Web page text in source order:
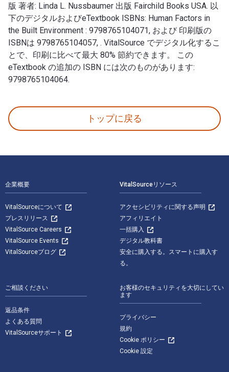
版 著者: Linda L. Nussbaumer 出版 Fairchild Books USA. 以
下のデジタルおよびeTextbook ISBNs: Human Factors in
the Built Environment : 9798765104071, および 印刷版の
ISBNは 9798765104057, . VitalSource でデジタル化するこ
とで、印刷に比べて最大 80% 節約できます。 この
eTextbook の追加の ISBN には次のものがあります:
9798765104064.
トップに戻る
企業概要
VitalSourceについて
プレスリリース
VitalSource Careers
VitalSource Events
VitalSourceブログ
VitalSourceリソース
アクセシビリティに関する声明
アフィリエイト
一括購入
デジタル教科書
安全に購入する。スマートに購入す
る。
ご相談ください
返品条件
よくある質問
VitalSourceサポート
お客様のセキュリティを大切にしてい
ます
プライバシー
規約
Cookie ポリシー
Cookie 設定